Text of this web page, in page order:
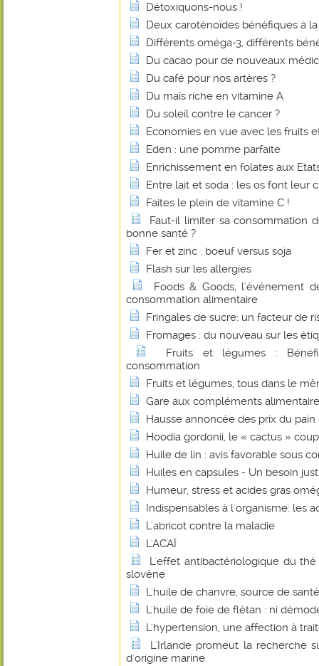
Détoxiquons-nous !
Deux caroténoïdes bénéfiques à
Différents oméga-3, différents
Du cacao pour de nouveaux
Du café pour nos artères ?
Du maïs riche en vitamine A
Du soleil contre le cancer ?
Economies en vue avec les fruits
Eden : une pomme parfaite
Enrichissement en folates aux
Entre lait et soda : les os font leur
Faites le plein de vitamine C !
Faut-il limiter sa consommation
bonne santé ?
Fer et zinc : boeuf versus soja
Flash sur les allergies
Foods & Goods, l'événement
consommation alimentaire
Fringales de sucre: un facteur de
Fromages : du nouveau sur les
Fruits et légumes :
consommation
Fruits et légumes, tous dans le
Gare aux compléments
Hausse annoncée des prix du pain
Hoodia gordonii, le « cactus »
Huile de lin : avis favorable sous
Huiles en capsules - Un besoin
Humeur, stress et acides gras
Indispensables à l'organisme: les
L'abricot contre la maladie
L'ACAÏ
L'effet antibactériologique du
slovène
L'huile de chanvre, source de
L'huile de foie de flétan : ni
L'hypertension, une affection à
L'Irlande promeut la recherche
d'origine marine